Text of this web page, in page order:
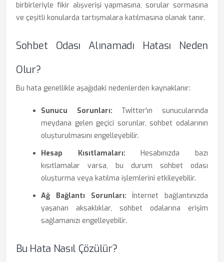
birbirleriyle fikir alışverişi yapmasına, sorular sormasına
ve çeşitli konularda tartışmalara katılmasına olanak tanır.
Sohbet Odası Alınamadı Hatası Neden
Olur?
Bu hata genellikle aşağıdaki nedenlerden kaynaklanır:
Sunucu Sorunları: Twitter'ın sunucularında
meydana gelen geçici sorunlar, sohbet odalarının
oluşturulmasını engelleyebilir.
Hesap Kısıtlamaları: Hesabınızda bazı
kısıtlamalar varsa, bu durum sohbet odası
oluşturma veya katılma işlemlerini etkileyebilir.
Ağ Bağlantı Sorunları: İnternet bağlantınızda
yaşanan aksaklıklar, sohbet odalarına erişim
sağlamanızı engelleyebilir.
Bu Hata Nasıl Çözülür?